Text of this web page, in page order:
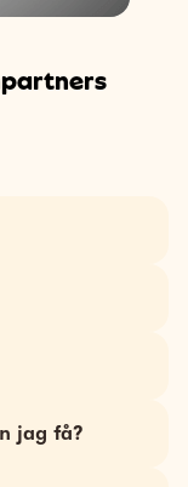
av mat eller
Du kanske har
jag få?